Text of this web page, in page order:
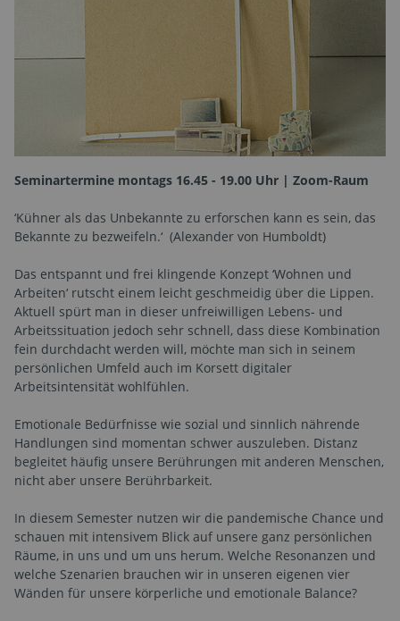
Seminartermine montags 16.45 - 19.00 Uhr | Zoom-Raum
‘Kühner als das Unbekannte zu erforschen kann es sein, das
Bekannte zu bezweifeln.‘ (Alexander von Humboldt)
Das entspannt und frei klingende Konzept ‘Wohnen und
Arbeiten‘ rutscht einem leicht geschmeidig über die Lippen.
Aktuell spürt man in dieser unfreiwilligen Lebens- und
Arbeitssituation jedoch sehr schnell, dass diese Kombination
fein durchdacht werden will, möchte man sich in seinem
persönlichen Umfeld auch im Korsett digitaler
Arbeitsintensität wohlfühlen.
Emotionale Bedürfnisse wie sozial und sinnlich nährende
Handlungen sind momentan schwer auszuleben. Distanz
begleitet häufig unsere Berührungen mit anderen Menschen,
nicht aber unsere Berührbarkeit.
In diesem Semester nutzen wir die pandemische Chance und
schauen mit intensivem Blick auf unsere ganz persönlichen
Räume, in uns und um uns herum. Welche Resonanzen und
welche Szenarien brauchen wir in unseren eigenen vier
Wänden für unsere körperliche und emotionale Balance?